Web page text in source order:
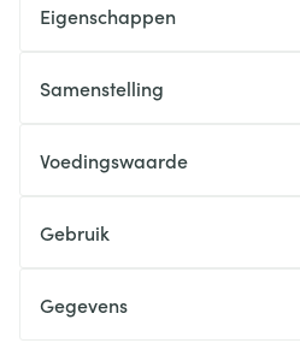
Eigenschappen
Samenstelling
Voedingswaarde
Gebruik
Gegevens